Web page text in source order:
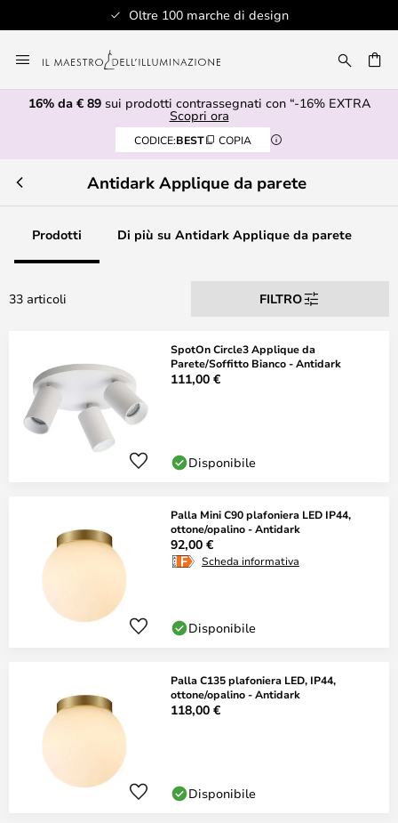
Oltre 100 marche di design
al
contenuto
16% da € 89sui prodotti contrassegnati con “-16% EXTRA
Scopri ora
CODICE:BEST COPIA
Antidark Applique da parete
Prodotti Di più su Antidark Applique da parete
33 articoli FILTRO
SpotOn Circle3 Applique da
Parete/Soffitto Bianco - Antidark
111,00 €
Disponibile
Palla Mini C90 plafoniera LED IP44,
ottone/opalino - Antidark
92,00 €
Scheda informativa
Disponibile
Palla C135 plafoniera LED, IP44,
ottone/opalino - Antidark
118,00 €
Disponibile